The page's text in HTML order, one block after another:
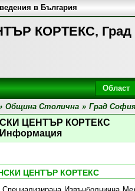
КОРТЕКС, Град
в България
Област
Община Столична » Град
ЦЕНТЪР КОРТЕКС
Информация
ЦЕНТЪР КОРТЕКС